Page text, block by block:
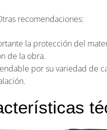
recomendaciones:
la protección del
de la obra.
por su variedad de